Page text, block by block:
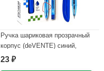
Ручка шариковая прозрачный
корпус (deVENTE) синий,
0,7мм, игла, масло
23 ₽